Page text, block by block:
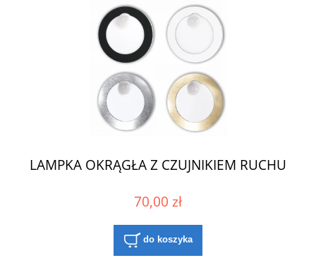
LAMPKA OKRĄGŁA Z CZUJNIKIEM RUCHU
70,00 zł
do koszyka